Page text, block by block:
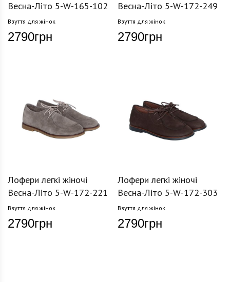
Весна-Літо 5-W-165-102
Взуття для жінок
2790грн
Весна-Літо 5-W-172-249
Взуття для жінок
2790грн
Лофери легкі жіночі
Весна-Літо 5-W-172-221
Взуття для жінок
2790грн
Лофери легкі жіночі
Весна-Літо 5-W-172-303
Взуття для жінок
2790грн